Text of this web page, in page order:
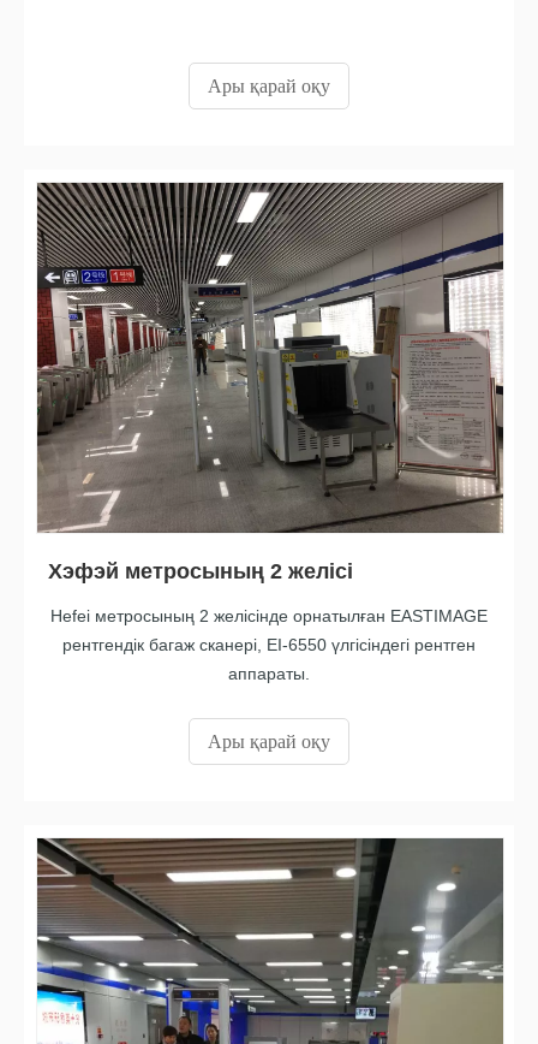
Ары қарай оқу
Хэфэй метросының 2 желісі
Hefei метросының 2 желісінде орнатылған EASTIMAGE
рентгендік багаж сканері, EI-6550 үлгісіндегі рентген
аппараты.
Ары қарай оқу